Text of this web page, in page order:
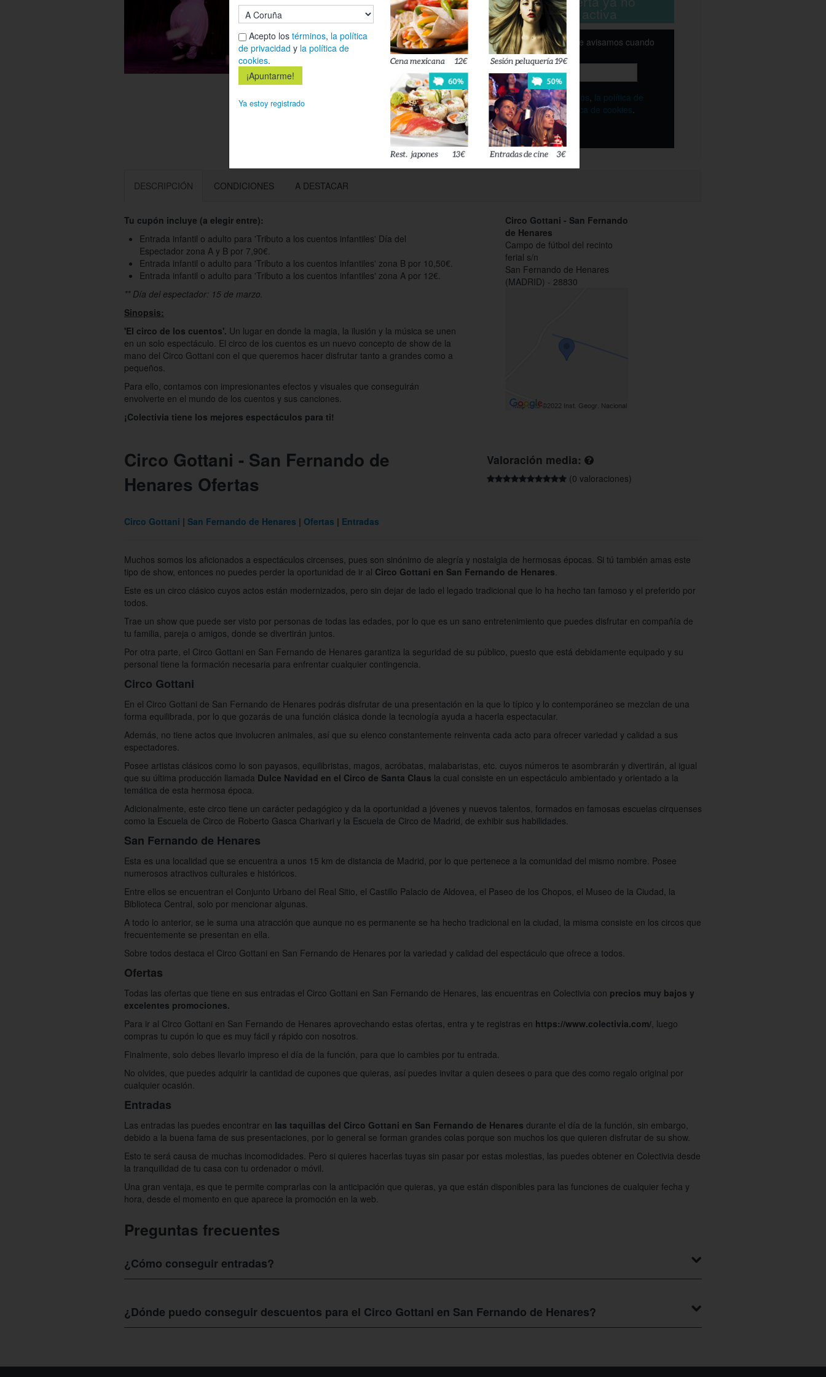
está activa
Déjanos tu email y te avisamos cuando
esté disponible
Acepto lostérminos, la política de
privacidadyla política de cookies.
DESCRIPCIÓN CONDICIONES A DESTACAR
Tu cupón incluye (a elegir entre):
Entrada infantil o adulto para 'Tributo a los cuentos infantiles' Día del
Espectador zona A y B por 7,90€.
Entrada infantil o adulto para 'Tributo a los cuentos infantiles' zona B por 10,50€.
Entrada infantil o adulto para 'Tributo a los cuentos infantiles' zona A por 12€.
** Día del espectador: 15 de marzo.
Sinopsis:
'El circo de los cuentos'. Un lugar en donde la magia, la ilusión y la música se unen
en un solo espectáculo. El circo de los cuentos es un nuevo concepto de show de la
mano del Circo Gottani con el que queremos hacer disfrutar tanto a grandes como a
pequeños.
Para ello, contamos con impresionantes efectos y visuales que conseguirán
envolverte en el mundo de los cuentos y sus canciones.
¡Colectivia tiene los mejores espectáculos para ti!
Circo Gottani - San Fernando
de Henares
Campo de fútbol del recinto
ferial s/n
San Fernando de Henares
(MADRID) - 28830
Circo Gottani - San Fernando de
Henares Ofertas
Valoración media:
(0 valoraciones)
Circo Gottani San Fernando de Henares Ofertas Entradas
Muchos somos los aficionados a espectáculos circenses, pues son sinónimo de alegría y nostalgia de hermosas épocas. Si tú también amas este
tipo de show, entonces no puedes perder la oportunidad de ir al Circo Gottani en San Fernando de Henares.
Este es un circo clásico cuyos actos están modernizados, pero sin dejar de lado el legado tradicional que lo ha hecho tan famoso y el preferido por
todos.
Trae un show que puede ser visto por personas de todas las edades, por lo que es un sano entretenimiento que puedes disfrutar en compañía de
tu familia, pareja o amigos, donde se divertirán juntos.
Por otra parte, el Circo Gottani en San Fernando de Henares garantiza la seguridad de su público, puesto que está debidamente equipado y su
personal tiene la formación necesaria para enfrentar cualquier contingencia.
Circo Gottani
En el Circo Gottani de San Fernando de Henares podrás disfrutar de una presentación en la que lo típico y lo contemporáneo se mezclan de una
forma equilibrada, por lo que gozarás de una función clásica donde la tecnología ayuda a hacerla espectacular.
Además, no tiene actos que involucren animales, así que su elenco constantemente reinventa cada acto para ofrecer variedad y calidad a sus
espectadores.
Posee artistas clásicos como lo son payasos, equilibristas, magos, acróbatas, malabaristas, etc. cuyos números te asombrarán y divertirán, al igual
que su última producción llamada Dulce Navidad en el Circo de Santa Claus la cual consiste en un espectáculo ambientado y orientado a la
temática de esta hermosa época.
Adicionalmente, este circo tiene un carácter pedagógico y da la oportunidad a jóvenes y nuevos talentos, formados en famosas escuelas cirquenses
como la Escuela de Circo de Roberto Gasca Charivari y la Escuela de Circo de Madrid, de exhibir sus habilidades.
San Fernando de Henares
Esta es una localidad que se encuentra a unos 15 km de distancia de Madrid, por lo que pertenece a la comunidad del mismo nombre. Posee
numerosos atractivos culturales e históricos.
Entre ellos se encuentran el Conjunto Urbano del Real Sitio, el Castillo Palacio de Aldovea, el Paseo de los Chopos, el Museo de la Ciudad, la
Biblioteca Central, solo por mencionar algunas.
A todo lo anterior, se le suma una atracción que aunque no es permanente se ha hecho tradicional en la ciudad, la misma consiste en los circos que
frecuentemente se presentan en ella.
Sobre todos destaca el Circo Gottani en San Fernando de Henares por la variedad y calidad del espectáculo que ofrece a todos.
Ofertas
Todas las ofertas que tiene en sus entradas el Circo Gottani en San Fernando de Henares, las encuentras en Colectivia con precios muy bajos y
excelentes promociones.
Para ir al Circo Gottani en San Fernando de Henares aprovechando estas ofertas, entra y te registras en https://www.colectivia.com/, luego
compras tu cupón lo que es muy fácil y rápido con nosotros.
Finalmente, solo debes llevarlo impreso el día de la función, para que lo cambies por tu entrada.
No olvides, que puedes adquirir la cantidad de cupones que quieras, así puedes invitar a quien desees o para que des como regalo original por
cualquier ocasión.
Entradas
Las entradas las puedes encontrar en las taquillas del Circo Gottani en San Fernando de Henares durante el día de la función, sin embargo,
debido a la buena fama de sus presentaciones, por lo general se forman grandes colas porque son muchos los que quieren disfrutar de su show.
Esto te será causa de muchas incomodidades. Pero si quieres hacerlas tuyas sin pasar por estas molestias, las puedes obtener en Colectivia desde
la tranquilidad de tu casa con tu ordenador o móvil.
Una gran ventaja, es que te permite comprarlas con la anticipación que quieras, ya que están disponibles para las funciones de cualquier fecha y
hora, desde el momento en que aparece la promoción en la web.
Preguntas frecuentes
¿Cómo conseguir entradas?
precios y con la antelación de tu preferencia, entonces tu mejor opción es hacerlo con Colectivia.
¿Dónde puedo conseguir descuentos para el Circo Gottani en San Fernando de Henares?
Acepto los términos, la política
de privacidad y la política de
cookies.
Ya estoy registrado